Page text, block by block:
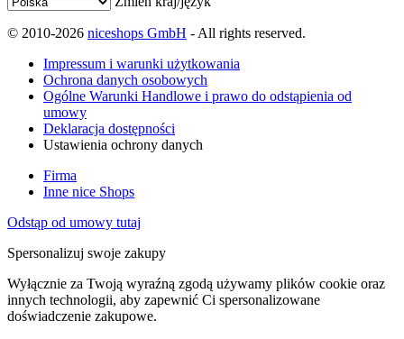
© 2010-2026 niceshops GmbH - All rights reserved.
Impressum i warunki użytkowania
Ochrona danych osobowych
Ogólne Warunki Handlowe i prawo do odstąpienia od
umowy
Deklaracja dostępności
Ustawienia ochrony danych
Firma
Inne nice Shops
Odstąp od umowy tutaj
Spersonalizuj swoje zakupy
Wyłącznie za Twoją wyraźną zgodą używamy plików cookie oraz
innych technologii, aby zapewnić Ci spersonalizowane
doświadczenie zakupowe.